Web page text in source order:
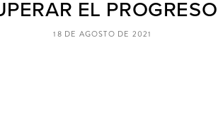
EL
18 DE AGOSTO DE 2021